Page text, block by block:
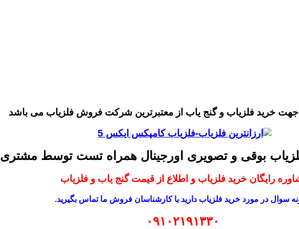
جهت خرید فلزیاب و گنج یاب از معتبرترین شرکت فروش فلزیاب می باشد
بوقی و تصویری اورجینال همراه تست توسط مشتری
رایگان خرید فلزیاب و اطلاع از قیمت گنج یاب و فلزیاب
سوال در مورد خرید فلزیاب دارید با کارشناسان فروش ما تماس بگیرید.
۰۹۱۰۲۱۹۱۳۳۰